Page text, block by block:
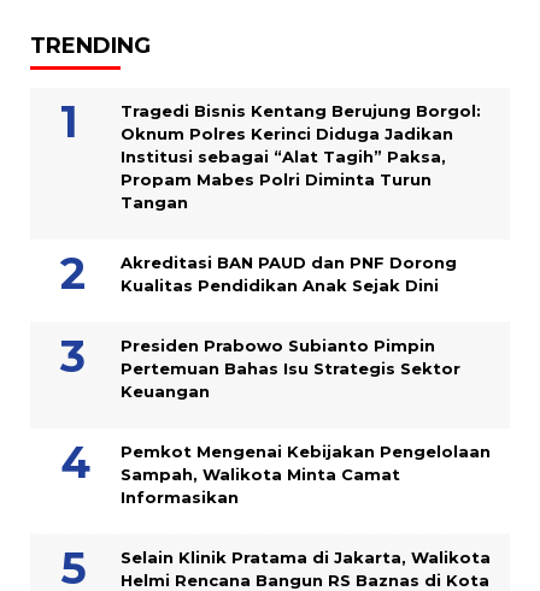
TRENDING
Tragedi Bisnis Kentang Berujung Borgol:
Oknum Polres Kerinci Diduga Jadikan
Institusi sebagai “Alat Tagih” Paksa,
Propam Mabes Polri Diminta Turun
Tangan
Akreditasi BAN PAUD dan PNF Dorong
Kualitas Pendidikan Anak Sejak Dini
Presiden Prabowo Subianto Pimpin
Pertemuan Bahas Isu Strategis Sektor
Keuangan
Pemkot Mengenai Kebijakan Pengelolaan
Sampah, Walikota Minta Camat
Informasikan
Selain Klinik Pratama di Jakarta, Walikota
Helmi Rencana Bangun RS Baznas di Kota